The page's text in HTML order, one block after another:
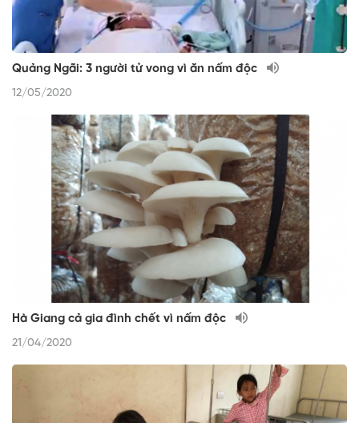
Quảng Ngãi: 3 người tử vong vì ăn nấm độc
12/05/2020
Hà Giang cả gia đình chết vì nấm độc
21/04/2020